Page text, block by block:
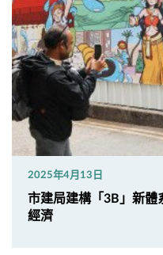
2025年4月13日
市建局建構「3B」新體
經濟